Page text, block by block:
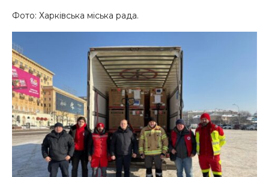
Фото: Харківська міська рада.